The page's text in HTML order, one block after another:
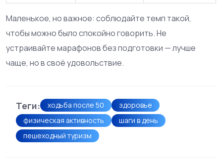
Маленькое, но важное: соблюдайте темп такой,
чтобы можно было спокойно говорить. Не
устраивайте марафонов без подготовки — лучше
чаще, но в своё удовольствие.
Теги: ходьба после 50
здоровье
физическая активность
шаги в день
пешеходный туризм